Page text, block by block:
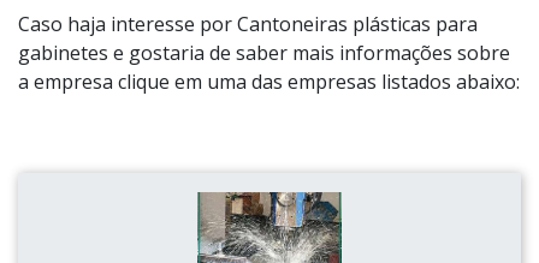
Caso haja interesse por Cantoneiras plásticas para
gabinetes e gostaria de saber mais informações sobre
a empresa clique em uma das empresas listados abaixo: